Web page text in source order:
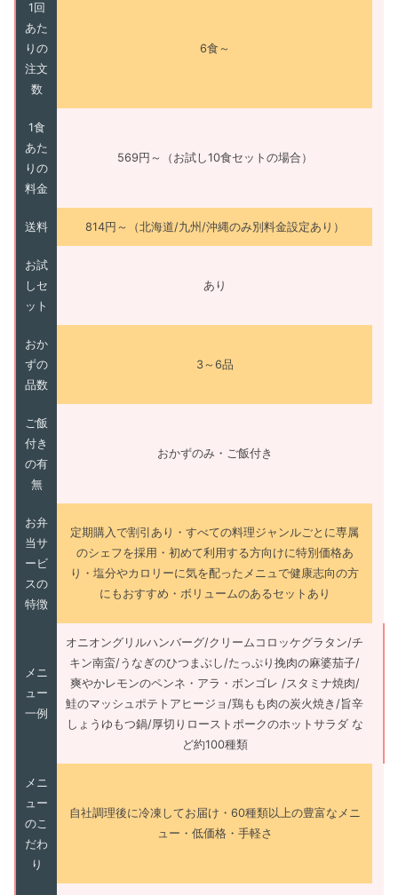
1回
あた
りの
注文
数
6食～
1食
あた
りの
料金
569円～（お試し10食セットの場合）
送料 814円～（北海道/九州/沖縄のみ別料金設定あり）
お試
しセ
ット
あり
おか
ずの
品数
3～6品
ご飯
付き
の有
無
おかずのみ・ご飯付き
お弁
当サ
ービ
スの
特徴
定期購入で割引あり・すべての料理ジャンルごとに専属
のシェフを採用・初めて利用する方向けに特別価格あ
り・塩分やカロリーに気を配ったメニュで健康志向の方
にもおすすめ・ボリュームのあるセットあり
メニ
ュー
一例
オニオングリルハンバーグ/クリームコロッケグラタン/チ
キン南蛮/うなぎのひつまぶし/たっぷり挽肉の麻婆茄子/
爽やかレモンのペンネ・アラ・ボンゴレ /スタミナ焼肉/
鮭のマッシュポテトアヒージョ/鶏もも肉の炭火焼き/旨辛
しょうゆもつ鍋/厚切りローストポークのホットサラダ な
ど約100種類
メニ
ュー
のこ
だわ
り
自社調理後に冷凍してお届け・60種類以上の豊富なメニ
ュー・低価格・手軽さ